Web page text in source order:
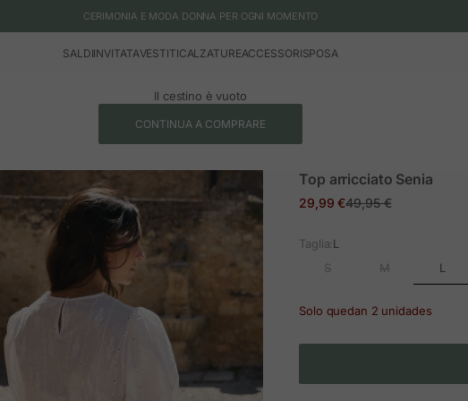
CERIMONIA E MODA DONNA PER OGNI MOMENTO
SALDIINVITATAVESTITICALZATUREACCESSORISPOSA
Il cestino è vuoto
CONTINUA A COMPRARE
Top arricciato Senia
Prezzo in offerta
29,99 €Prezzo normale
49,95 €
Taglia:L
S M L
Solo quedan 2 unidades